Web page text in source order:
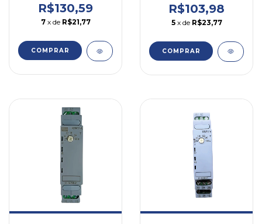
R$130,59
7 x de R$21,77
COMPRAR
Weg
R$103,98
5 x de R$23,77
COMPRAR